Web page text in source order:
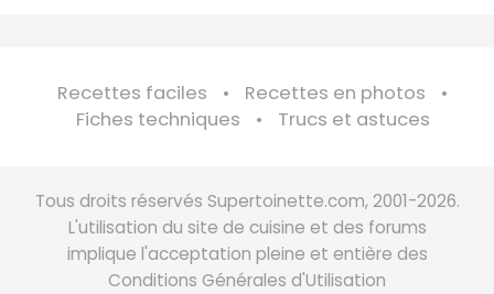
Recettes faciles
Recettes en photos
Fiches techniques
Trucs et astuces
Tous droits réservés Supertoinette.com, 2001-2026.
L'utilisation du site de cuisine et des forums
implique l'acceptation pleine et entière des
Conditions Générales d'Utilisation